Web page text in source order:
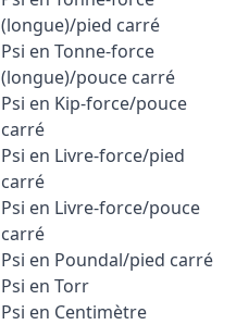
(longue)/pied carré
Psi en Tonne-force
(longue)/pouce carré
Psi en Kip-force/pouce
carré
Psi en Livre-force/pied
carré
Psi en Livre-force/pouce
carré
Psi en Poundal/pied carré
Psi en Torr
Psi en Centimètre